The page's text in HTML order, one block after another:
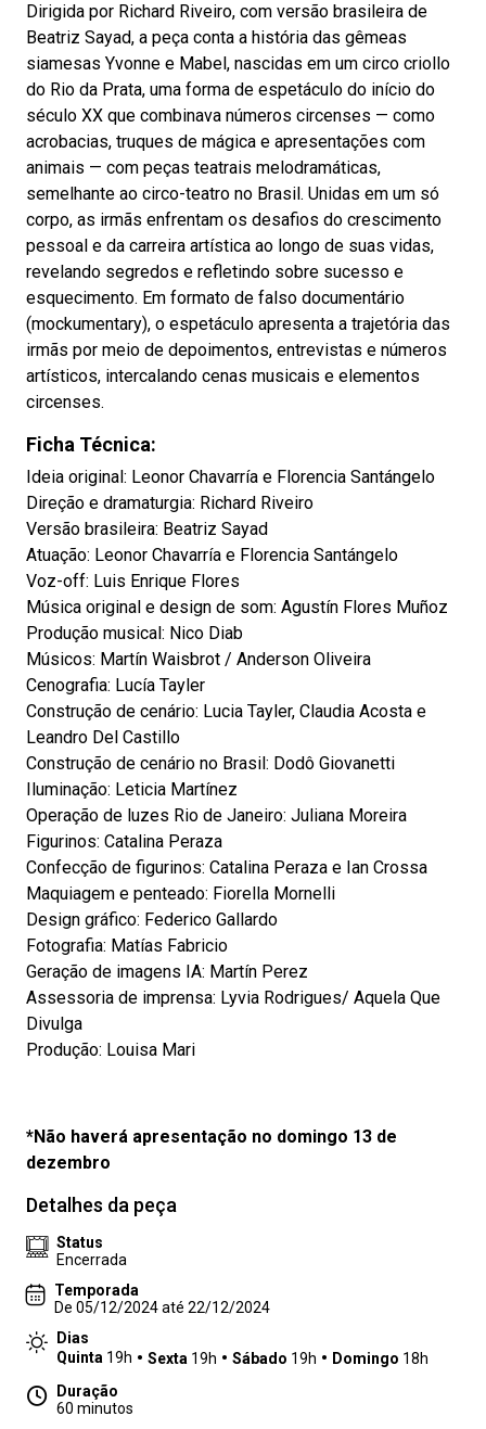
Dirigida por Richard Riveiro, com versão brasileira de
Beatriz Sayad, a peça conta a história das gêmeas
siamesas Yvonne e Mabel, nascidas em um circo criollo
do Rio da Prata, uma forma de espetáculo do início do
século XX que combinava números circenses — como
acrobacias, truques de mágica e apresentações com
animais — com peças teatrais melodramáticas,
semelhante ao circo-teatro no Brasil. Unidas em um só
corpo, as irmãs enfrentam os desafios do crescimento
pessoal e da carreira artística ao longo de suas vidas,
revelando segredos e refletindo sobre sucesso e
esquecimento. Em formato de falso documentário
(mockumentary), o espetáculo apresenta a trajetória das
irmãs por meio de depoimentos, entrevistas e números
artísticos, intercalando cenas musicais e elementos
circenses.
Ficha Técnica:
Ideia original: Leonor Chavarría e Florencia Santángelo
Direção e dramaturgia: Richard Riveiro
Versão brasileira: Beatriz Sayad
Atuação: Leonor Chavarría e Florencia Santángelo
Voz-off: Luis Enrique Flores
Música original e design de som: Agustín Flores Muñoz
Produção musical: Nico Diab
Músicos: Martín Waisbrot / Anderson Oliveira
Cenografia: Lucía Tayler
Construção de cenário: Lucia Tayler, Claudia Acosta e
Leandro Del Castillo
Construção de cenário no Brasil: Dodô Giovanetti
Iluminação: Leticia Martínez
Operação de luzes Rio de Janeiro: Juliana Moreira
Figurinos: Catalina Peraza
Confecção de figurinos: Catalina Peraza e Ian Crossa
Maquiagem e penteado: Fiorella Mornelli
Design gráfico: Federico Gallardo
Fotografia: Matías Fabricio
Geração de imagens IA: Martín Perez
Assessoria de imprensa: Lyvia Rodrigues/ Aquela Que
Divulga
Produção: Louisa Mari
*Não haverá apresentação no domingo 13 de
dezembro
Detalhes da peça
Status
Encerrada
Temporada
De 05/12/2024 até 22/12/2024
Dias
Quinta 19h Sexta 19h Sábado 19h Domingo 18h
Duração
60 minutos